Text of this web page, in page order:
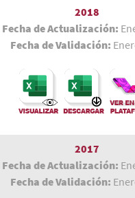
2018
Fecha de Actualización:
Fecha de Validación:
2017
Fecha de Actualización:
Fecha de Validación: